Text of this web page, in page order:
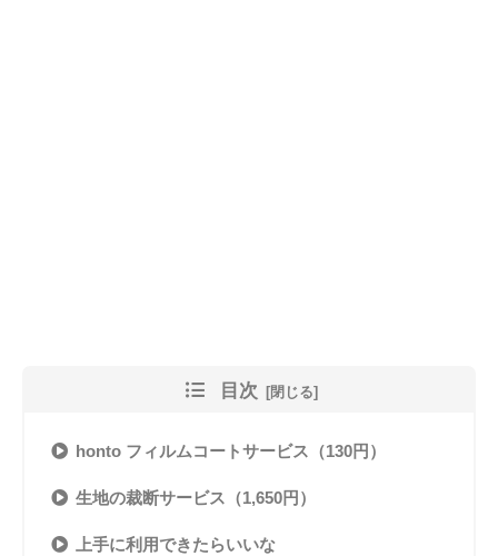
目次
honto フィルムコートサービス（130円）
生地の裁断サービス（1,650円）
上手に利用できたらいいな